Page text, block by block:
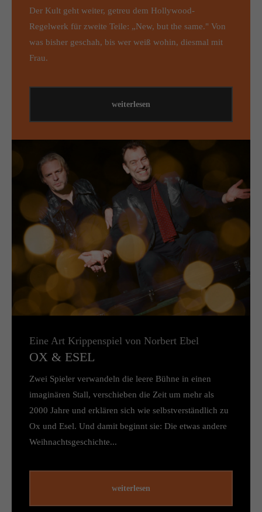
Der Kult geht weiter, getreu dem Hollywood-
Regelwerk für zweite Teile: „New, but the same." Von
was bisher geschah, bis wer weiß wohin, diesmal mit
Frau.
weiterlesen
Eine Art Krippenspiel von Norbert Ebel
OX & ESEL
Zwei Spieler verwandeln die leere Bühne in einen
imaginären Stall, verschieben die Zeit um mehr als
2000 Jahre und erklären sich wie selbstverständlich zu
Ox und Esel. Und damit beginnt sie: Die etwas andere
Weihnachtsgeschichte...
weiterlesen